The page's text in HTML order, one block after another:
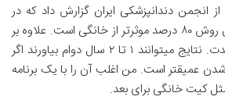
انجمن دندانپزشکی ایران گزارش داد که در
افراد با لکهای متوسط، این روش ۸۰ درصد موثرتر از خانگی است. علاوه بر
این، دوام بهتر در کوتاه مدت. نتایج میتوانند ۱ تا ۲ سال دوام بیاورند اگر
عمیقتر است. من اغلب آن را با یک برنامه
کیت خانگی برای بعد.